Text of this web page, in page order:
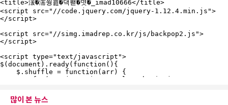
많이 본 뉴스